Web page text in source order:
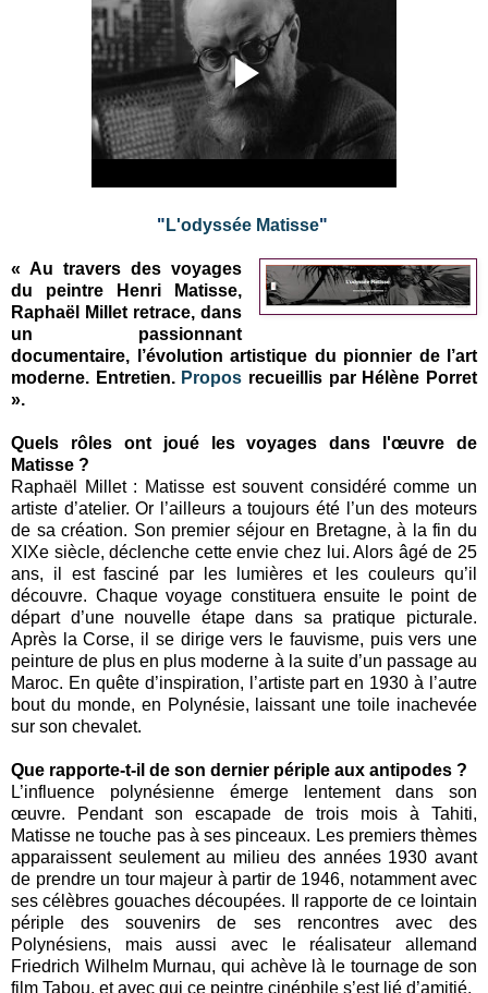
" L'odyssée Matisse"
« Au travers des voyages
du peintre Henri Matisse,
Raphaël Millet retrace, dans
un passionnant
documentaire, l’évolution artistique du pionnier de l’art
moderne. Entretien. Propos recueillis par Hélène Porret
».
Quels rôles ont joué les voyages dans l'œuvre de
Matisse ?
Raphaël Millet : Matisse est souvent considéré comme un
artiste d’atelier. Or l’ailleurs a toujours été l’un des moteurs
de sa création. Son premier séjour en Bretagne, à la fin du
XIXe siècle, déclenche cette envie chez lui. Alors âgé de 25
ans, il est fasciné par les lumières et les couleurs qu’il
découvre. Chaque voyage constituera ensuite le point de
départ d’une nouvelle étape dans sa pratique picturale.
Après la Corse, il se dirige vers le fauvisme, puis vers une
peinture de plus en plus moderne à la suite d’un passage au
Maroc. En quête d’inspiration, l’artiste part en 1930 à l’autre
bout du monde, en Polynésie, laissant une toile inachevée
sur son chevalet.
Que rapporte-t-il de son dernier périple aux antipodes ?
L’influence polynésienne émerge lentement dans son
œuvre. Pendant son escapade de trois mois à Tahiti,
Matisse ne touche pas à ses pinceaux. Les premiers thèmes
apparaissent seulement au milieu des années 1930 avant
de prendre un tour majeur à partir de 1946, notamment avec
ses célèbres gouaches découpées. Il rapporte de ce lointain
périple des souvenirs de ses rencontres avec des
Polynésiens, mais aussi avec le réalisateur allemand
Friedrich Wilhelm Murnau, qui achève là le tournage de son
film Tabou, et avec qui ce peintre cinéphile s’est lié d’amitié.